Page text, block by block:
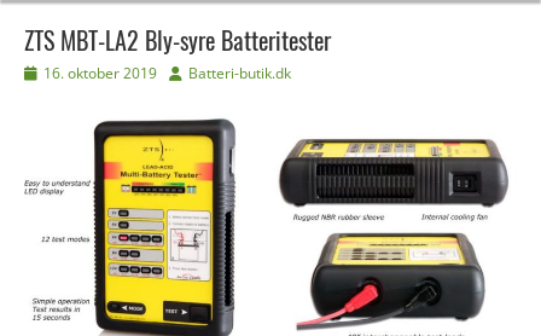
ZTS MBT-LA2 Bly-syre Batteritester
Udgivet
16. oktober 2019 Forfatter
Batteri-butik.dk